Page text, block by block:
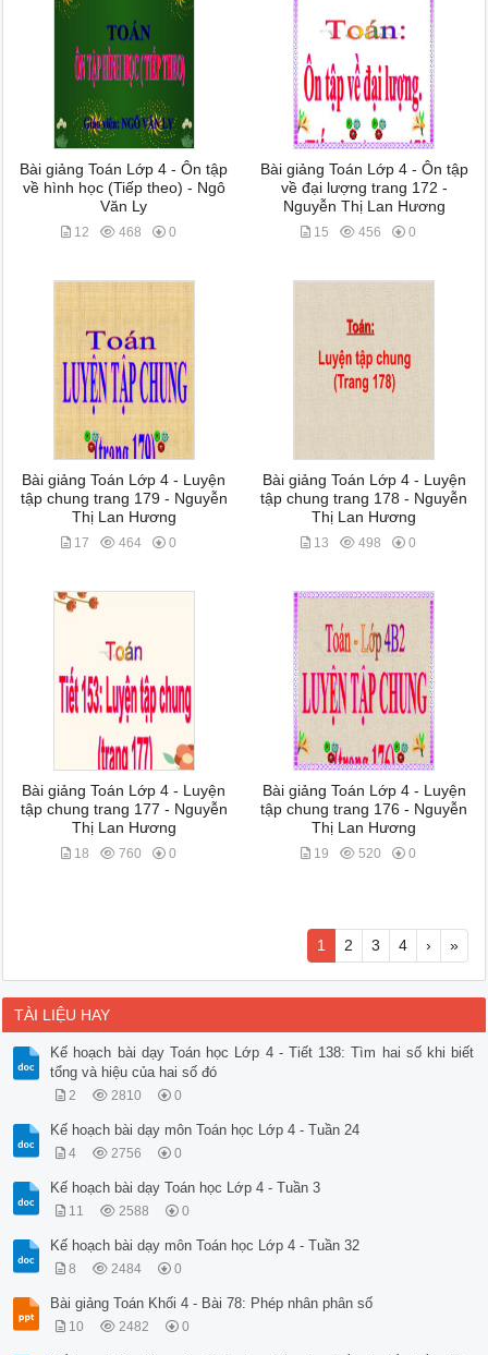
Bài giảng Toán Lớp 4 - Ôn tập
về hình học (Tiếp theo) - Ngô
Văn Ly
12 468 0
Bài giảng Toán Lớp 4 - Ôn tập
về đại lượng trang 172 -
Nguyễn Thị Lan Hương
15 456 0
Bài giảng Toán Lớp 4 - Luyện
tập chung trang 179 - Nguyễn
Thị Lan Hương
17 464 0
Bài giảng Toán Lớp 4 - Luyện
tập chung trang 178 - Nguyễn
Thị Lan Hương
13 498 0
Bài giảng Toán Lớp 4 - Luyện
tập chung trang 177 - Nguyễn
Thị Lan Hương
18 760 0
Bài giảng Toán Lớp 4 - Luyện
tập chung trang 176 - Nguyễn
Thị Lan Hương
19 520 0
1 2 3 4 › »
TÀI LIỆU HAY
Kế hoạch bài dạy Toán học Lớp 4 - Tiết 138: Tìm hai số khi biết
tổng và hiệu của hai số đó
2 2810 0
Kế hoạch bài dạy môn Toán học Lớp 4 - Tuần 24
4 2756 0
Kế hoạch bài dạy Toán học Lớp 4 - Tuần 3
11 2588 0
Kế hoạch bài dạy môn Toán học Lớp 4 - Tuần 32
8 2484 0
Bài giảng Toán Khối 4 - Bài 78: Phép nhân phân số
10 2482 0